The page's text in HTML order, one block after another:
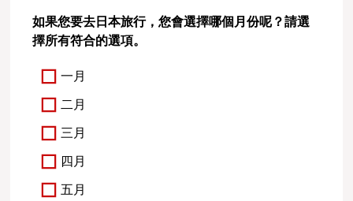
如果您要去日本旅行，您會選擇哪個月份呢？請選
擇所有符合的選項。
一月
二月
三月
四月
五月